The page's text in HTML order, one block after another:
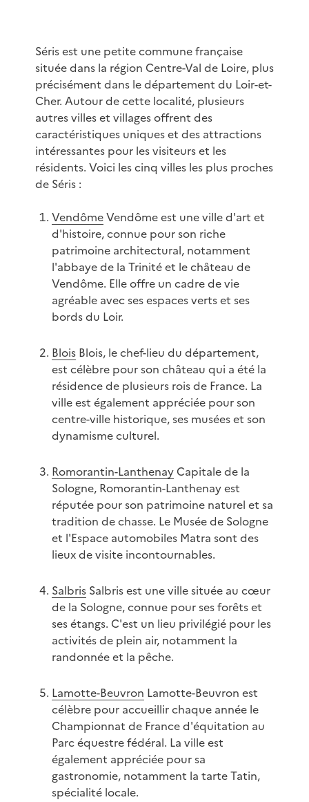
Séris est une petite commune française
située dans la région Centre-Val de Loire, plus
précisément dans le département du Loir-et-
Cher. Autour de cette localité, plusieurs
autres villes et villages offrent des
caractéristiques uniques et des attractions
intéressantes pour les visiteurs et les
résidents. Voici les cinq villes les plus proches
de Séris :
VendômeVendôme est une ville d'art et
d'histoire, connue pour son riche
patrimoine architectural, notamment
l'abbaye de la Trinité et le château de
Vendôme. Elle offre un cadre de vie
agréable avec ses espaces verts et ses
bords du Loir.
BloisBlois, le chef-lieu du département,
est célèbre pour son château qui a été la
résidence de plusieurs rois de France. La
ville est également appréciée pour son
centre-ville historique, ses musées et son
dynamisme culturel.
Romorantin-LanthenayCapitale de la
Sologne, Romorantin-Lanthenay est
réputée pour son patrimoine naturel et sa
tradition de chasse. Le Musée de Sologne
et l'Espace automobiles Matra sont des
lieux de visite incontournables.
SalbrisSalbris est une ville située au cœur
de la Sologne, connue pour ses forêts et
ses étangs. C'est un lieu privilégié pour les
activités de plein air, notamment la
randonnée et la pêche.
Lamotte-Beuvron Lamotte-Beuvron est
célèbre pour accueillir chaque année le
Championnat de France d'équitation au
Parc équestre fédéral. La ville est
également appréciée pour sa
gastronomie, notamment la tarte Tatin,
spécialité locale.